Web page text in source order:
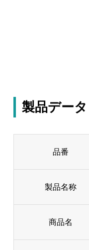
製品データ
品番
製品名称
商品名